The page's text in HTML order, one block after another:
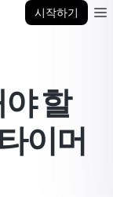
시작하기
할
이머